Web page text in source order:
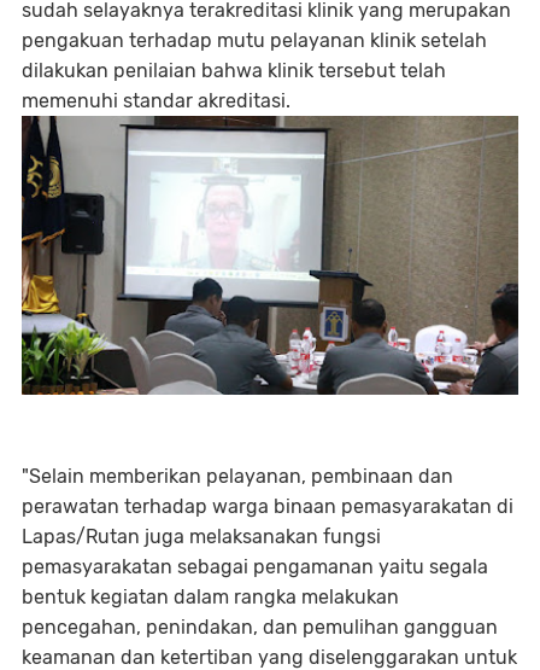
sudah selayaknya terakreditasi klinik yang merupakan
pengakuan terhadap mutu pelayanan klinik setelah
dilakukan penilaian bahwa klinik tersebut telah
memenuhi standar akreditasi.
"Selain memberikan pelayanan, pembinaan dan
perawatan terhadap warga binaan pemasyarakatan di
Lapas/Rutan juga melaksanakan fungsi
pemasyarakatan sebagai pengamanan yaitu segala
bentuk kegiatan dalam rangka melakukan
pencegahan, penindakan, dan pemulihan gangguan
keamanan dan ketertiban yang diselenggarakan untuk